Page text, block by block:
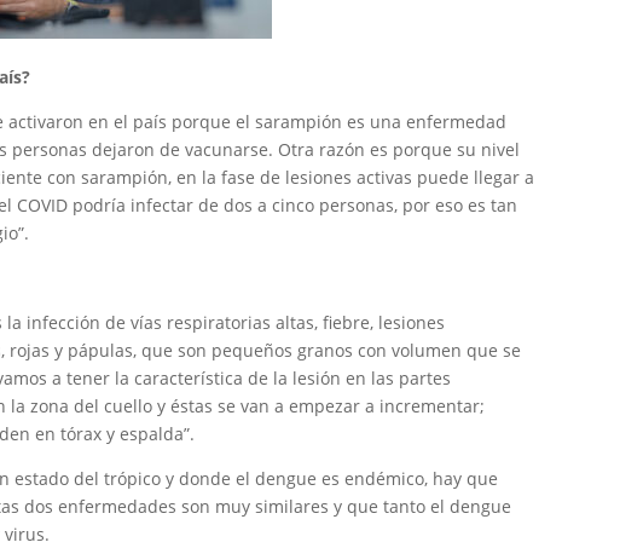
activaron en el país porque el sarampión es una enfermedad
dejaron de vacunarse. Otra razón es porque su nivel
con sarampión, en la fase de lesiones activas puede llegar a
COVID podría infectar de dos a cinco personas, por eso es tan
infección de vías respiratorias altas, fiebre, lesiones
y pápulas, que son pequeños granos con volumen que se
a tener la característica de la lesión en las partes
zona del cuello y éstas se van a empezar a incrementar;
en tórax y espalda”.
estado del trópico y donde el dengue es endémico, hay que
dos enfermedades son muy similares y que tanto el dengue
virus.